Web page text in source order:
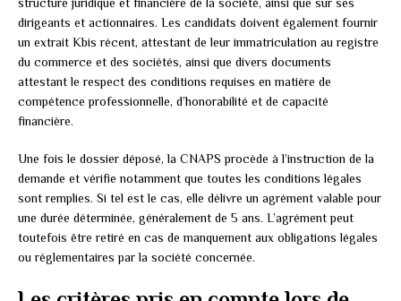
dirigeants et actionnaires. Les candidats doivent également fournir
un extrait Kbis récent, attestant de leur immatriculation au registre
du commerce et des sociétés, ainsi que divers documents
attestant le respect des conditions requises en matière de
compétence professionnelle, d’honorabilité et de capacité
financière.
Une fois le dossier déposé, la CNAPS procède à l’instruction de la
demande et vérifie notamment que toutes les conditions légales
sont remplies. Si tel est le cas, elle délivre un agrément valable pour
une durée déterminée, généralement de 5 ans. L’agrément peut
toutefois être retiré en cas de manquement aux obligations légales
ou réglementaires par la société concernée.